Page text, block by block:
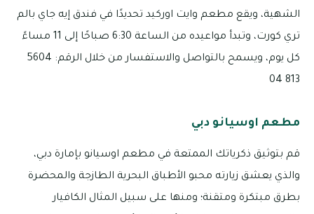
الشهية، ويقع مطعم وايت اوركيد تحديدًا في فندق إيه جاي بالم
تري كورت، وتبدأ مواعيده من الساعة 6:30 صباحًا إلى 11 مساءً
كل يوم، ويسمح بالتواصل والاستفسار من خلال الرقم: 5604
813 04
مطعم اوسيانو دبي
قم بتوثيق ذكرياتك الممتعة في مطعم اوسيانو بإمارة دبي،
والذي يعشق زيارته محبو الأطباق البحرية الطازجة والمحضرة
بطرق مبتكرة ومتقنة؛ ومنها على سبيل المثال الكافيار